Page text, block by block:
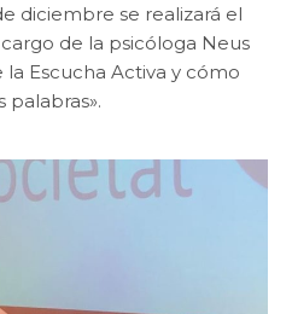
diciembre se realizará el
de la psicóloga Neus
Escucha Activa y cómo
palabras».